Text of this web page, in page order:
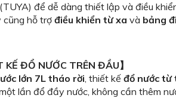
để dễ dàng thiết lập và điều
cũng hỗ trợ điều khiển từ xa và bảng
KẾ ĐỔ NƯỚC TRÊN ĐẦU】
lớn 7L tháo rời, thiết kế đổ nước từ
lần đổ đầy nước, không cần thêm